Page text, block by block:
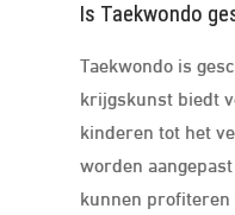
Is Taekwondo
Taekwondo is
krijgskunst biedt
kinderen tot het
worden
kunnen profiteren